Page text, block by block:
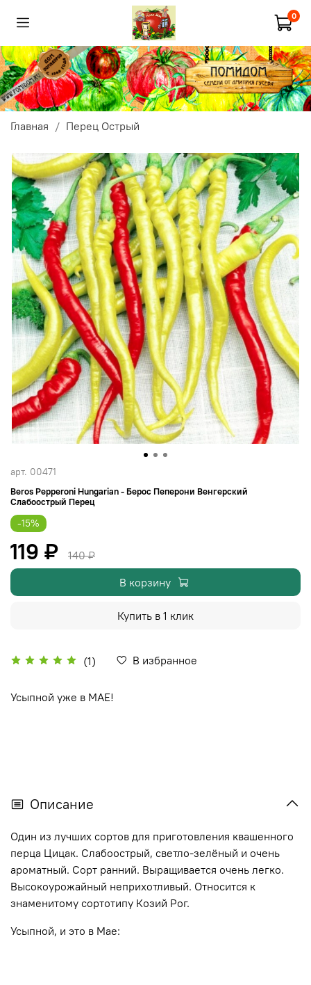
0
Главная Перец Острый
арт. 00471
Beros Pepperoni Hungarian - Берос Пеперони Венгерский
Слабоострый Перец
(1) В избранное
-15%
119 ₽
140 ₽
В корзину
Купить в 1 клик
Усыпной уже в МАЕ!
Описание
Один из лучших сортов для приготовления квашенного
перца Цицак. Слабоострый, светло-зелёный и очень
ароматный. Сорт ранний. Выращивается очень легко.
Высокоурожайный неприхотливый. Относится к
знаменитому сортотипу Козий Рог.
Усыпной, и это в Мае: